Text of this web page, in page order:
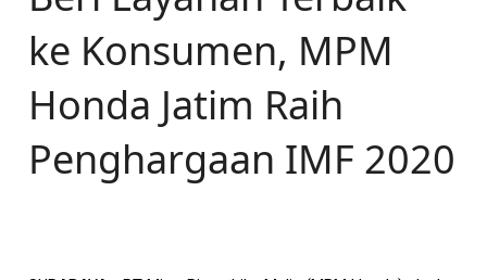
ke Konsumen, MPM
Honda Jatim Raih
Penghargaan IMF 2020